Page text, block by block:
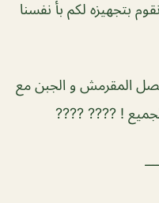
بتجهيزه لكم بأ نفسنا
المقرمش و الجبن مع
! ???? ????